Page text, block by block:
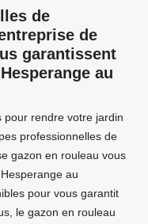
de
de
garantissent
au
pour rendre votre jardin
professionnelles de
gazon en rouleau vous
au
pour vous garantit
le gazon en rouleau